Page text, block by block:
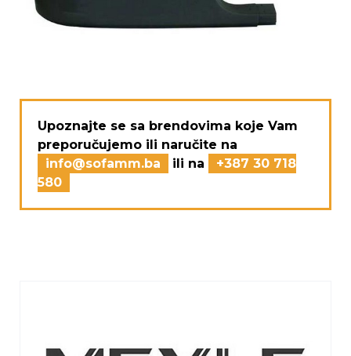
Upoznajte se sa brendovima koje Vam
preporučujemo ili naručite na
info@sofamm.ba
ili na
+387 30 718
580